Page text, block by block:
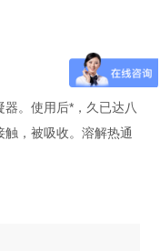
。使用后*，久已达八
，被吸收。溶解热通